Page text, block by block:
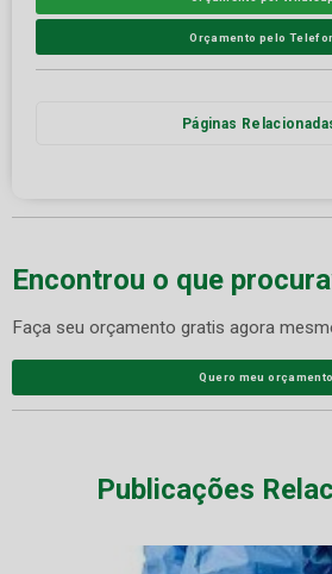
Orçamento pelo
Páginas
Encontrou o que
Faça seu orçamento gratis agora
Quero meu orçamento
Publicações